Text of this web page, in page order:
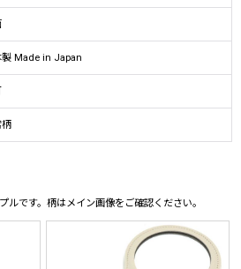
製 Made in Japan
柄
です。柄はメイン画像をご確認ください。